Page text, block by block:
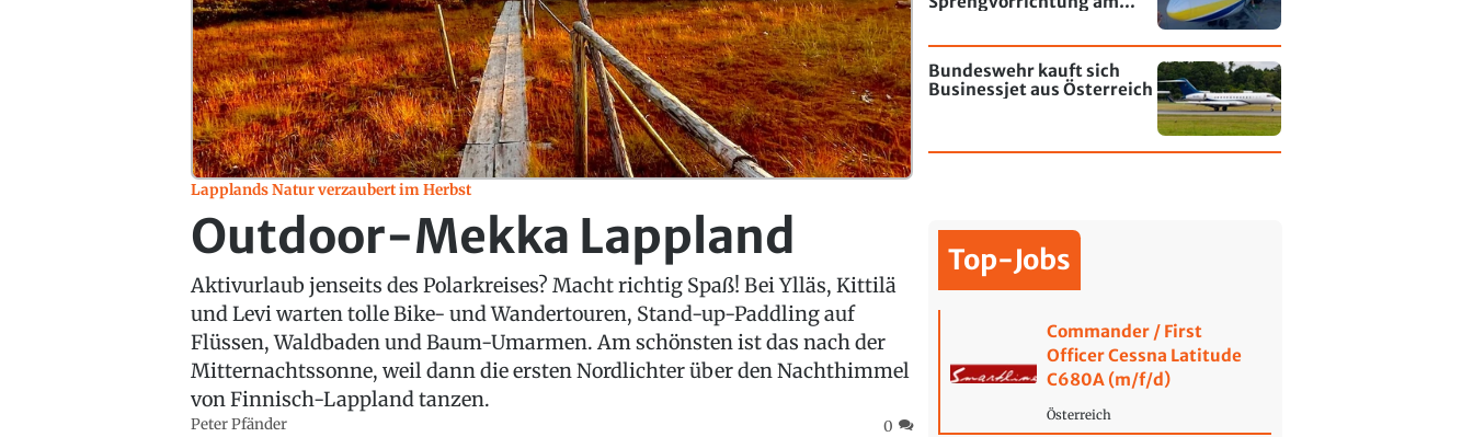
Lapplands Natur verzaubert im Herbst
Outdoor-Mekka Lappland
Aktivurlaub jenseits des Polarkreises? Macht richtig Spaß! Bei Ylläs, Kittilä
und Levi warten tolle Bike- und Wandertouren, Stand-up-Paddling auf
Flüssen, Waldbaden und Baum-Umarmen. Am schönsten ist das nach der
Mitternachtssonne, weil dann die ersten Nordlichter über den Nachthimmel
von Finnisch-Lappland tanzen.
Peter Pfänder 0
Bundeswehr kauft sich
Businessjet aus Österreich
Top-Jobs
Commander / First
Officer Cessna Latitude
C680A (m/f/d)
Österreich